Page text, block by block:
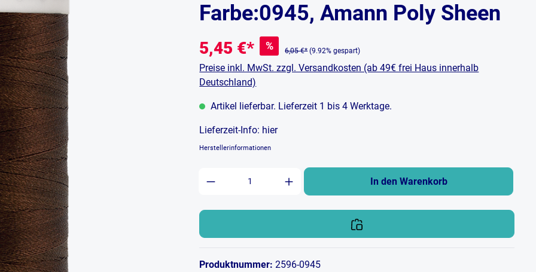
Farbe:0945, Amann Poly Sheen
5,45 €* % 6,05 €* (9.92% gespart)
Preise inkl. MwSt. zzgl. Versandkosten (ab 49€ frei Haus innerhalb
Deutschland)
Artikel lieferbar. Lieferzeit 1 bis 4 Werktage.
Lieferzeit-Info: hier
Herstellerinformationen
Produkt Anzahl: Gib den gewünschten Wert ein
In den Warenkorb
Produktnummer:2596-0945